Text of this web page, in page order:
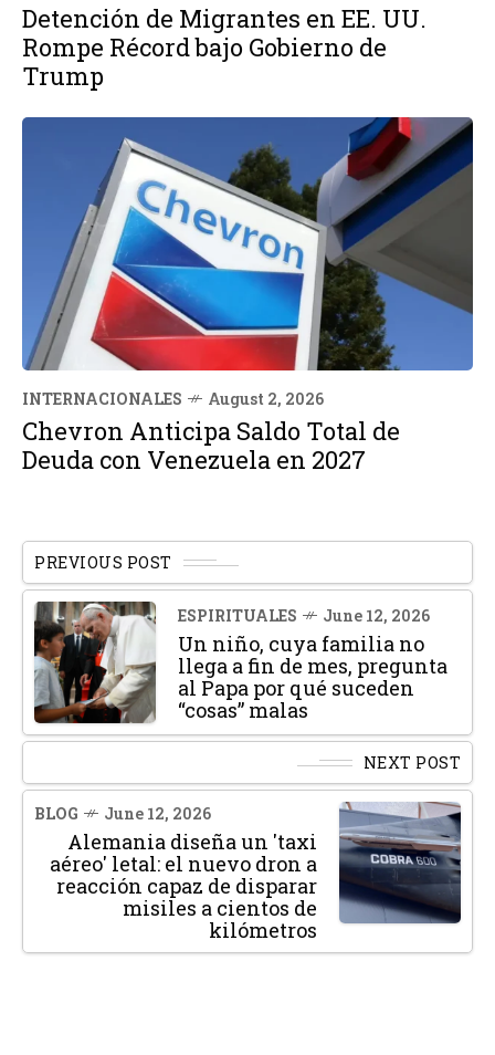
Detención de Migrantes en EE. UU.
Rompe Récord bajo Gobierno de
Trump
INTERNACIONALES August 2, 2026
Chevron Anticipa Saldo Total de
Deuda con Venezuela en 2027
PREVIOUS POST
ESPIRITUALES June 12, 2026
Un niño, cuya familia no
llega a fin de mes, pregunta
al Papa por qué suceden
“cosas” malas
NEXT POST
BLOG June 12, 2026
Alemania diseña un 'taxi
aéreo' letal: el nuevo dron a
reacción capaz de disparar
misiles a cientos de
kilómetros